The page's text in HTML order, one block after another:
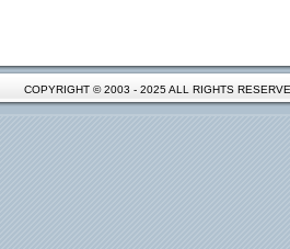
COPYRIGHT © 2003 - 2025 ALL RIGHTS